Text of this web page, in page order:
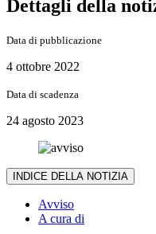
Dettagli della
Data di pubblicazione
4 ottobre 2022
Data di scadenza
24 agosto 2023
INDICE DELLA NOTIZIA
Avviso
A cura di